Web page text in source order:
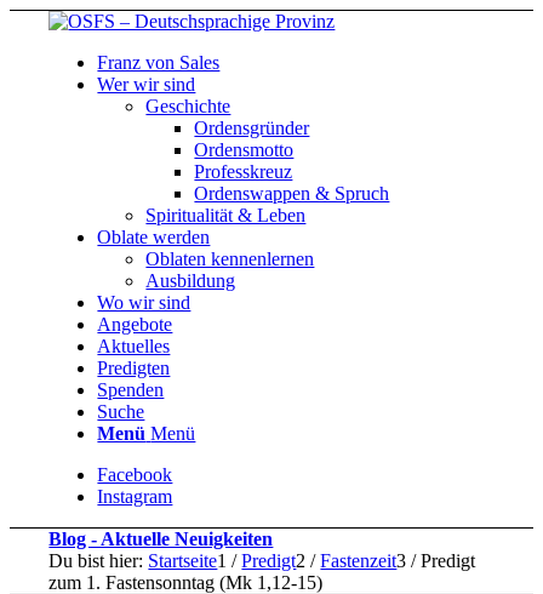
Franz von Sales
Wer wir sind
Geschichte
Ordensgründer
Ordensmotto
Professkreuz
Ordenswappen & Spruch
Spiritualität & Leben
Oblate werden
Oblaten kennenlernen
Ausbildung
Wo wir sind
Angebote
Aktuelles
Predigten
Spenden
Suche
Menü Menü
Facebook
Instagram
Blog - Aktuelle Neuigkeiten
Du bist hier: Startseite1 / Predigt2 / Fastenzeit3 / Predigt
zum 1. Fastensonntag (Mk 1,12-15)